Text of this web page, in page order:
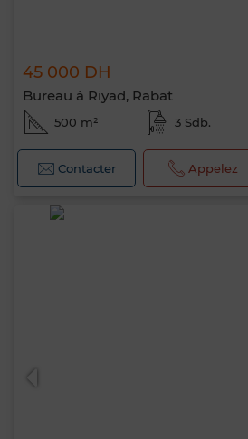
45 000 DH
Bureau à Riyad, Rabat
500 m² 3 Sdb.
Contacter Appelez